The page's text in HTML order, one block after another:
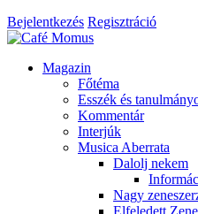
Bejelentkezés Regisztráció
Magazin
Főtéma
Esszék és
Kommentár
Interjúk
Musica Aberrata
Dalolj nekem
Nagy
Elfeledett